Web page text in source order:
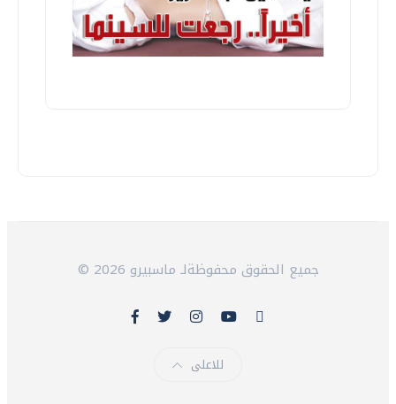
© 2026 جميع الحقوق محفوظةلـ ماسبيرو
للاعلى